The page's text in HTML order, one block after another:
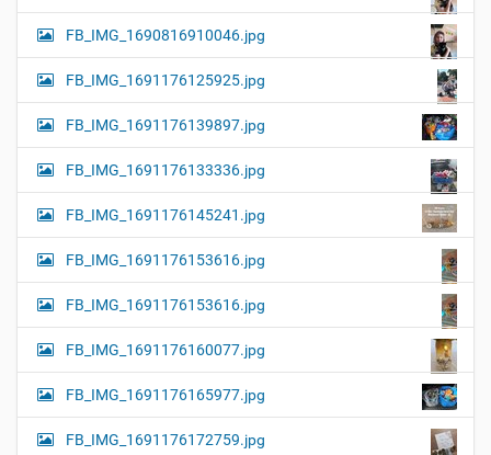
FB_IMG_1690816910046.jpg
FB_IMG_1691176125925.jpg
FB_IMG_1691176139897.jpg
FB_IMG_1691176133336.jpg
FB_IMG_1691176145241.jpg
FB_IMG_1691176153616.jpg
FB_IMG_1691176153616.jpg
FB_IMG_1691176160077.jpg
FB_IMG_1691176165977.jpg
FB_IMG_1691176172759.jpg